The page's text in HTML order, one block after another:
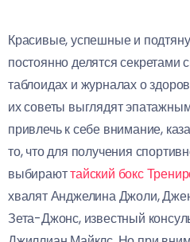
Красивые, успешные и
постоянно делятся секретами
таблоидах и журналах о
их советы выглядят
привлечь к себе внимание,
то, что для получения
выбираюттайский бокс
хвалят Анджелина Джоли,
Зета-Джонс, известный